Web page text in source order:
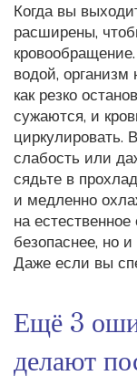
Когда вы
расширены,
водой, организм
как резко
сужаются, и
циркулировать.
слабость или
сядьте в
и медленно
на
безопаснее, но
Даже если вы
Ещё 3
делают